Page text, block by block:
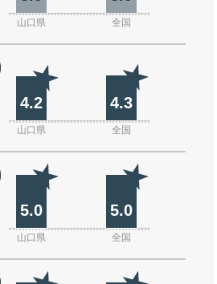
山口県 全国
4.2 4.3
山口県 全国
5.0 5.0
山口県 全国